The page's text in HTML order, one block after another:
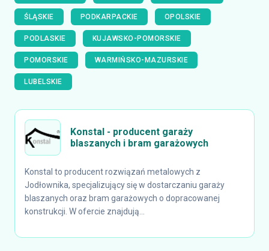
ŚLĄSKIE PODKARPACKIE OPOLSKIE
PODLASKIE KUJAWSKO-POMORSKIE
POMORSKIE WARMIŃSKO-MAZURSKIE
LUBELSKIE
Konstal - producent garaży
blaszanych i bram garażowych
Konstal to producent rozwiązań metalowych z
Jodłownika, specjalizujący się w dostarczaniu garaży
blaszanych oraz bram garażowych o dopracowanej
konstrukcji. W ofercie znajdują...